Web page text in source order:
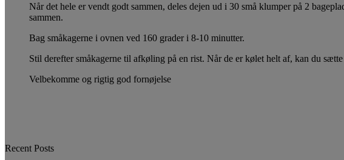
Når det hele er vendt godt sammen, deles dejen ud i 30 små klumper på 2
sammen.
Bag småkagerne i ovnen ved 160 grader i 8-10 minutter.
Stil derefter småkagerne til afkøling på en rist. Når de er kølet helt af, kan du
Velbekomme og rigtig god fornøjelse
Recent Posts